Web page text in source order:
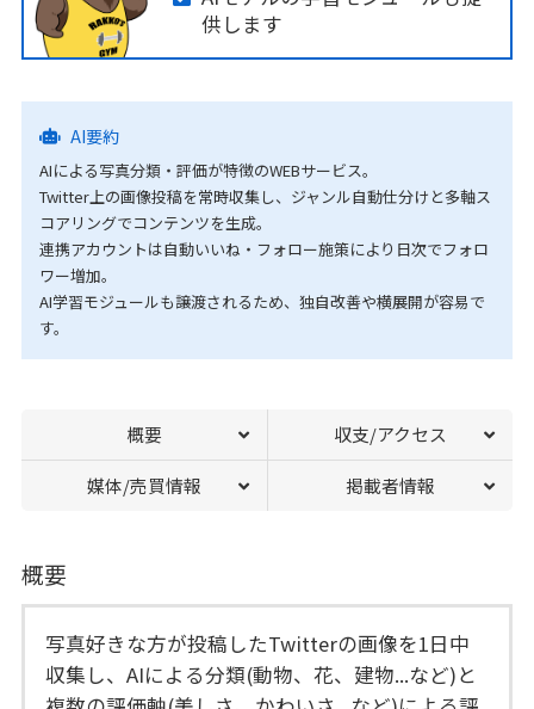
供します
AI要約
AIによる写真分類・評価が特徴のWEBサービス。
Twitter上の画像投稿を常時収集し、ジャンル自動仕分けと多軸ス
コアリングでコンテンツを生成。
連携アカウントは自動いいね・フォロー施策により日次でフォロ
ワー増加。
AI学習モジュールも譲渡されるため、独自改善や横展開が容易で
す。
概要 収支/アクセス
媒体/売買情報 掲載者情報
概要
写真好きな方が投稿したTwitterの画像を1日中
収集し、AIによる分類(動物、花、建物...など)と